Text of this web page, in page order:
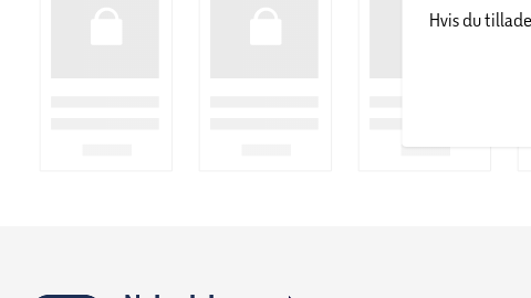
Hos Tvilum er vi specialister i at skabe møbler, der kombinerer
funktionalitet. Tvilum er stolt produceret i Danmark og har over
moderne og stilfulde møbler med et omfattende sortiment til
Hvis du